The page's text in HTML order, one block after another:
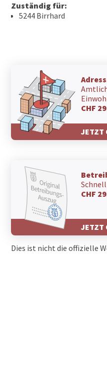
Zuständig für:
5244 Birrhard
CHF
JETZT
CHF
JETZT
Dies ist nicht die offizielle